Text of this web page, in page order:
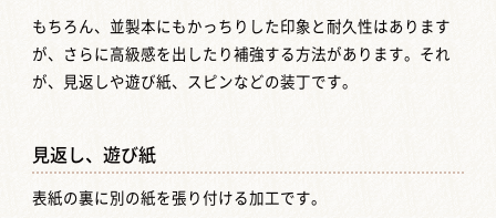
もちろん、並製本にもかっちりした印象と耐久性はあります
が、さらに高級感を出したり補強する方法があります。それ
が、見返しや遊び紙、スピンなどの装丁です。
見返し、遊び紙
表紙の裏に別の紙を張り付ける加工です。